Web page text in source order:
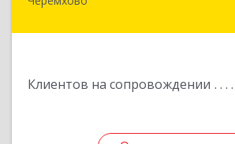
Клиентов на сопровождении